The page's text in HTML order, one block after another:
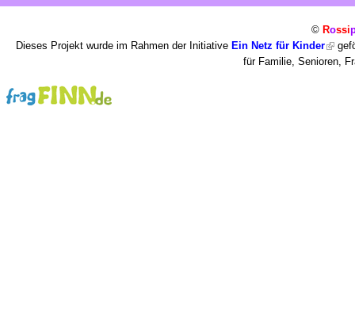
© Rossi
Dieses Projekt wurde im Rahmen der Initiative Ein Netz für Kinder
für Familie, Senioren,